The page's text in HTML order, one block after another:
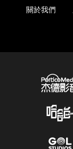
關於我們